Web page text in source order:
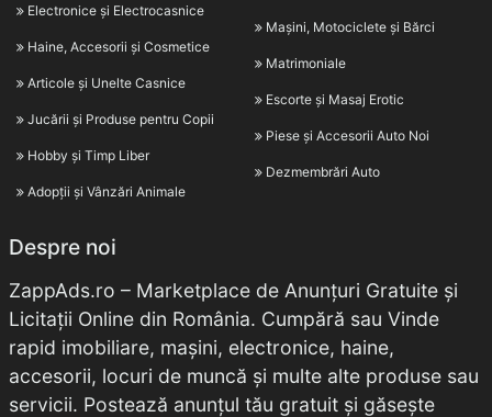
Electronice și Electrocasnice
Haine, Accesorii și Cosmetice
Articole și Unelte Casnice
Jucării și Produse pentru Copii
Hobby și Timp Liber
Adopții și Vânzări Animale
Mașini, Motociclete și Bărci
Matrimoniale
Escorte și Masaj Erotic
Piese și Accesorii Auto Noi
Dezmembrări Auto
Despre noi
ZappAds.ro – Marketplace de Anunțuri Gratuite și
Licitații Online din România. Cumpără sau Vinde
rapid imobiliare, mașini, electronice, haine,
accesorii, locuri de muncă și multe alte produse sau
servicii. Postează anunțul tău gratuit și găsește